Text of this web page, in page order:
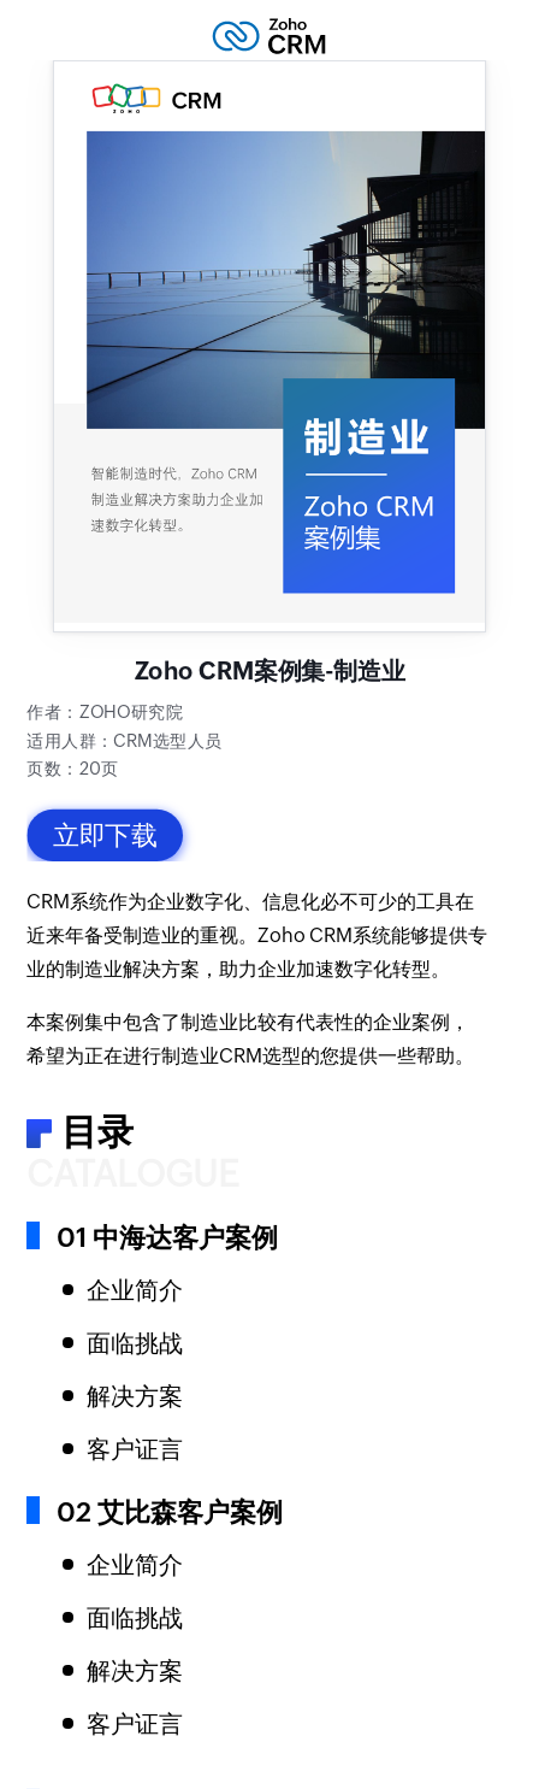
Zoho CRM案例集-制造业
作者：ZOHO研究院
适用人群：CRM选型人员
页数：20页
立即下载
CRM系统作为企业数字化、信息化必不可少的工具在
近来年备受制造业的重视。Zoho CRM系统能够提供专
业的制造业解决方案，助力企业加速数字化转型。
本案例集中包含了制造业比较有代表性的企业案例，
希望为正在进行制造业CRM选型的您提供一些帮助。
目录
01 中海达客户案例
企业简介
面临挑战
解决方案
客户证言
02 艾比森客户案例
企业简介
面临挑战
解决方案
客户证言